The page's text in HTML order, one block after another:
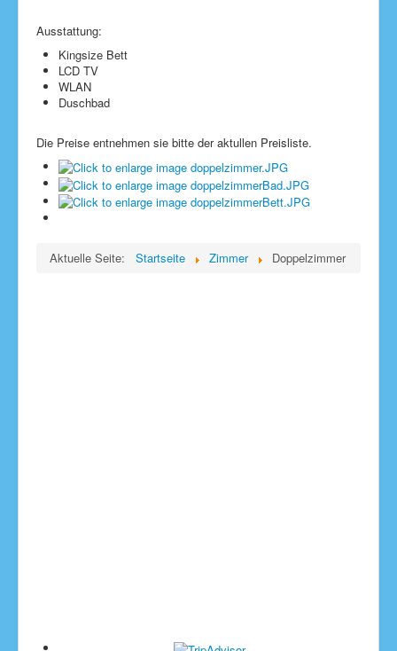
Ausstattung:
Kingsize Bett
LCD TV
WLAN
Duschbad
Die Preise entnehmen sie bitte der aktullen Preisliste.
Aktuelle Seite: Startseite Zimmer Doppelzimmer